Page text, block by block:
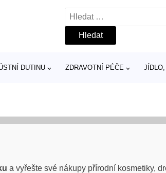
Vyhledávání
DUTINU ZDRAVOTNÍ PÉČE
a vyřešte své nákupy přírodní kosmetiky,